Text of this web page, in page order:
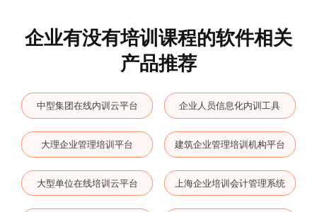
企业有没有培训课程的软件相关
产品推荐
中型集团在线内训云平台 企业人员信息化内训工具
大理企业管理培训平台 建筑企业管理培训机构平台
大型单位在线培训云平台 上海企业培训会计管理系统